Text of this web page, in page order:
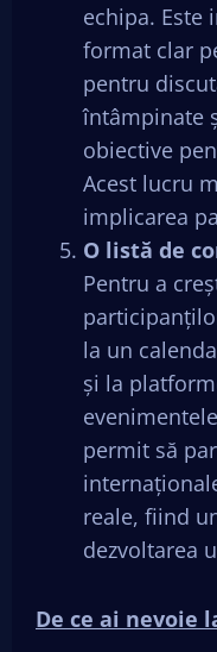
echipa. Este
format clar
pentru
întâmpinate
obiective
Acest lucru
implicarea
O listă de
Pentru a
la un
și la
permit să
reale, fiind
dezvoltarea
De ce ai nevoie